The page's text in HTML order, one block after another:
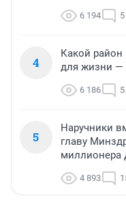
6 194 5
4
Какой
для жизни —
6 186 5
5
Наручники
главу
миллионера
4 893